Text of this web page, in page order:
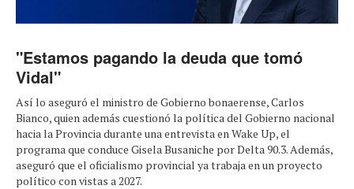
"Estamos pagando la deuda que tomó
Vidal"
Así lo aseguró el ministro de Gobierno bonaerense, Carlos
Bianco, quien además cuestionó la política del Gobierno nacional
hacia la Provincia durante una entrevista en Wake Up, el
programa que conduce Gisela Busaniche por Delta 90.3. Además,
aseguró que el oficialismo provincial ya trabaja en un proyecto
político con vistas a 2027.